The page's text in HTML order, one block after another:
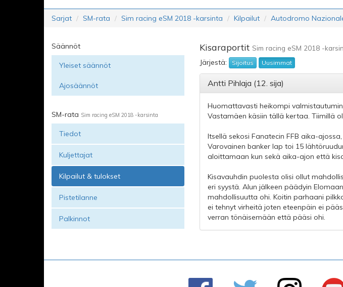
Sarjat SM-rata Sim racing eSM 2018 -karsinta Kilpailut Autodromo
Säännöt
Yleiset säännöt
Ajosäännöt
SM-rata Sim racing eSM 2018 -karsinta
Tiedot
Kuljettajat
Kilpailut & tulokset
Pistetilanne
Palkinnot
Kisaraportit Sim racing eSM 2018 -
Järjestä: Sijoitus Uusimmat
Antti Pihlaja (12. sija)
Huomattavasti heikompi
Vastamäen käsiin tällä kertaa. Tiimillä
Itsellä sekosi Fanatecin FFB aika-
Varovainen banker lap toi 15
aloittamaan kun sekä aika-ajon että
Kisavauhdin puolesta olisi ollut
eri syystä. Alun jälkeen päädyin
mahdollisuutta ohi. Koitin parhaani
ei tehnyt virheitä joten eteenpäin ei
verran tönäisemään että pääsi ohi.